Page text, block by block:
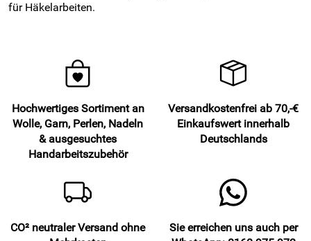
für Häkelarbeiten.
Hochwertiges Sortiment an
Wolle, Garn, Perlen, Nadeln
& ausgesuchtes
Handarbeitszubehör
Versandkostenfrei ab 70,-€
Einkaufswert innerhalb
Deutschlands
CO² neutraler Versand ohne
Sie erreichen uns auch per